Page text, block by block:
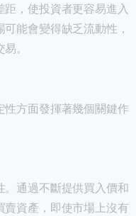
，使投資者更容易進入
能會變得缺乏流動性，
。
方面發揮著幾個關鍵作
通過不斷提供買入價和
資產，即使市場上沒有